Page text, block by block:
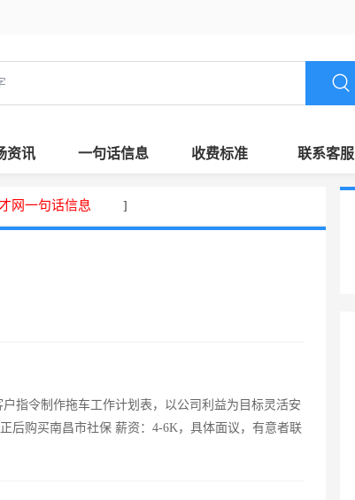
资讯 一句话信息 收费标准 联系客服
网一句话信息 ]
指令制作拖车工作计划表，以公司利益为目标灵活安
后购买南昌市社保 薪资：4-6K，具体面议，有意者联